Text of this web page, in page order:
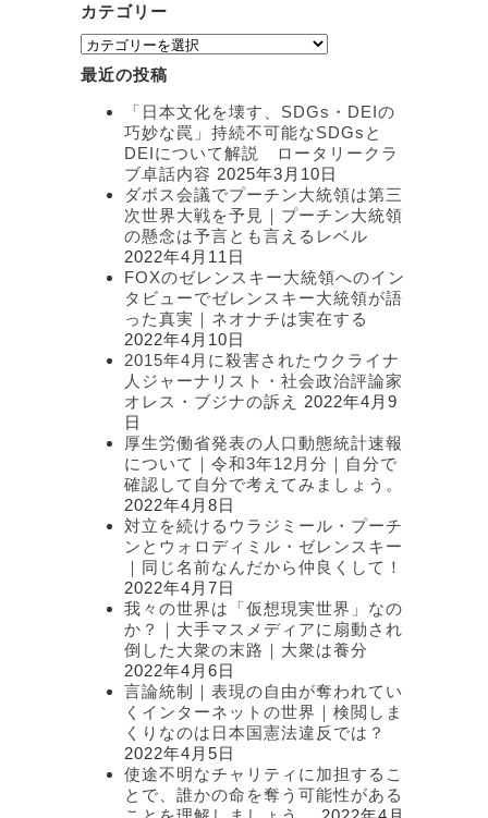
カテゴリー
カ
テ
ゴ
最近の投稿
「日本文化を壊す、SDGs・DEIの
巧妙な罠」持続不可能なSDGsと
DEIについて解説 ロータリークラ
ブ卓話内容 2025年3月10日
ダボス会議でプーチン大統領は第三
次世界大戦を予見｜プーチン大統領
の懸念は予言とも言えるレベル
2022年4月11日
FOXのゼレンスキー大統領へのイン
タビューでゼレンスキー大統領が語
った真実｜ネオナチは実在する
2022年4月10日
2015年4月に殺害されたウクライナ
人ジャーナリスト・社会政治評論家
オレス・ブジナの訴え
2022年4月9
日
厚生労働省発表の人口動態統計速報
について｜令和3年12月分｜自分で
確認して自分で考えてみましょう。
2022年4月8日
対立を続けるウラジミール・プーチ
ンとウォロディミル・ゼレンスキー
｜同じ名前なんだから仲良くして！
2022年4月7日
我々の世界は「仮想現実世界」なの
か？｜大手マスメディアに扇動され
倒した大衆の末路｜大衆は養分
2022年4月6日
言論統制｜表現の自由が奪われてい
くインターネットの世界｜検閲しま
くりなのは日本国憲法違反では？
2022年4月5日
使途不明なチャリティに加担するこ
とで、誰かの命を奪う可能性がある